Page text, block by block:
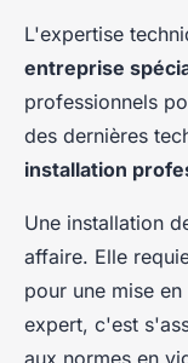
L'expertise
entreprise
professionnels
des dernières
installation
Une installation
affaire. Elle
pour une mise
expert, c'est
aux normes en